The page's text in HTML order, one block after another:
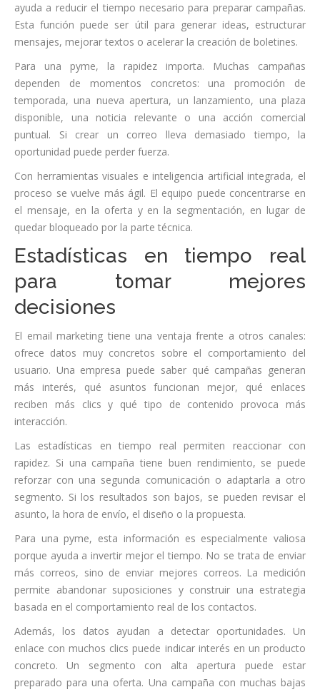
ayuda a reducir el tiempo necesario para preparar campañas.
Esta función puede ser útil para generar ideas, estructurar
mensajes, mejorar textos o acelerar la creación de boletines.
Para una pyme, la rapidez importa. Muchas campañas
dependen de momentos concretos: una promoción de
temporada, una nueva apertura, un lanzamiento, una plaza
disponible, una noticia relevante o una acción comercial
puntual. Si crear un correo lleva demasiado tiempo, la
oportunidad puede perder fuerza.
Con herramientas visuales e inteligencia artificial integrada, el
proceso se vuelve más ágil. El equipo puede concentrarse en
el mensaje, en la oferta y en la segmentación, en lugar de
quedar bloqueado por la parte técnica.
Estadísticas en tiempo real
para tomar mejores
decisiones
El email marketing tiene una ventaja frente a otros canales:
ofrece datos muy concretos sobre el comportamiento del
usuario. Una empresa puede saber qué campañas generan
más interés, qué asuntos funcionan mejor, qué enlaces
reciben más clics y qué tipo de contenido provoca más
interacción.
Las estadísticas en tiempo real permiten reaccionar con
rapidez. Si una campaña tiene buen rendimiento, se puede
reforzar con una segunda comunicación o adaptarla a otro
segmento. Si los resultados son bajos, se pueden revisar el
asunto, la hora de envío, el diseño o la propuesta.
Para una pyme, esta información es especialmente valiosa
porque ayuda a invertir mejor el tiempo. No se trata de enviar
más correos, sino de enviar mejores correos. La medición
permite abandonar suposiciones y construir una estrategia
basada en el comportamiento real de los contactos.
Además, los datos ayudan a detectar oportunidades. Un
enlace con muchos clics puede indicar interés en un producto
concreto. Un segmento con alta apertura puede estar
preparado para una oferta. Una campaña con muchas bajas